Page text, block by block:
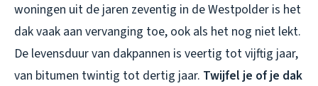
woningen uit de jaren zeventig in de Westpolder is het
dak vaak aan vervanging toe, ook als het nog niet lekt.
De levensduur van dakpannen is veertig tot vijftig jaar,
van bitumen twintig tot dertig jaar. Twijfel je of je dak